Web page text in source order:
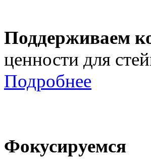
Поддерживаем
ценности для
Подробнее
Фокусируемся